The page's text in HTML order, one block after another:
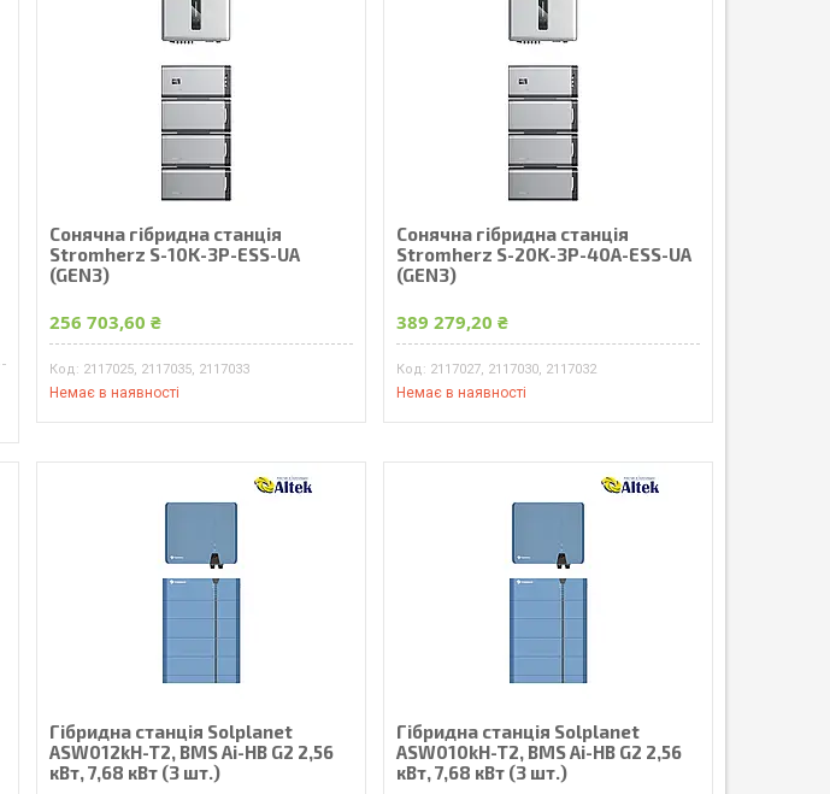
Сонячна гібридна станція
Stromherz S-10K-3Р-ESS-UA
(GEN3)
256 703,60 ₴
2117025, 2117035, 2117033
Немає в наявності
Сонячна гібридна станція
Stromherz S-20K-3Р-40А-ESS-UA
(GEN3)
389 279,20 ₴
2117027, 2117030, 2117032
Немає в наявності
Гібридна станція Solplanet
ASW012kH-T2, BMS Ai-HB G2 2,56
кВт, 7,68 кВт (3 шт.)
Гібридна станція Solplanet
ASW010kH-T2, BMS Ai-HB G2 2,56
кВт, 7,68 кВт (3 шт.)